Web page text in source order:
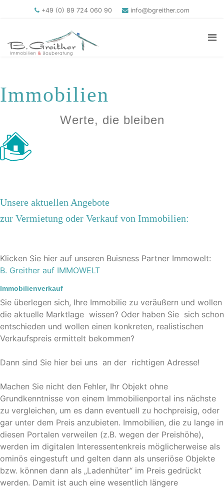
+49 (0) 89 724 060 90 info@bgreither.com
Immobilien
Werte, die bleiben
Unsere aktuellen Angebote
zur Vermietung oder Verkauf von Immobilien:
Klicken Sie hier auf unseren Buisness Partner Immowelt:
B. Greither auf IMMOWELT
Immobilienverkauf
Sie überlegen sich, Ihre Immobilie zu veräußern und wollen
die aktuelle Marktlage wissen? Oder haben Sie sich schon
entschieden und wollen einen konkreten, realistischen
Verkaufspreis ermittelt bekommen?
Dann sind Sie hier bei uns an der richtigen Adresse!
Machen Sie nicht den Fehler, Ihr Objekt ohne
Grundkenntnisse von einem Immobilienportal ins nächste
zu vergleichen, um es dann eventuell zu hochpreisig, oder
gar unter dem Preis anzubieten. Immobilien, die zu lange in
diesen Portalen verweilen (z.B. wegen der Preishöhe),
werden im digitalen Interessentenkreis möglicherweise als
ominös eingestuft und gelten dann als unseriöse Objekte
bzw. können dann als „Ladenhüter“ im Preis gedrückt
werden. Damit ist auch eine wesentlich längere